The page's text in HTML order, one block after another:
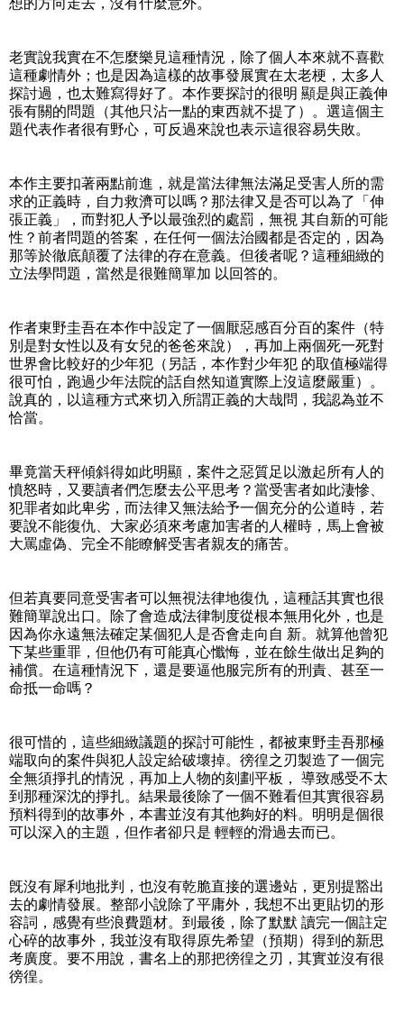
老實說我實在不怎麼樂見這種情況，除了個人本來就不喜歡
這種劇情外；也是因為這樣的故事發展實在太老梗，太多人
探討過，也太難寫得好了。本作要探討的很明 顯是與正義伸
張有關的問題（其他只沾一點的東西就不提了）。選這個主
題代表作者很有野心，可反過來說也表示這很容易失敗。
本作主要扣著兩點前進，就是當法律無法滿足受害人所的需
求的正義時，自力救濟可以嗎？那法律又是否可以為了「伸
張正義」，而對犯人予以最強烈的處罰，無視 其自新的可能
性？前者問題的答案，在任何一個法治國都是否定的，因為
那等於徹底顛覆了法律的存在意義。但後者呢？這種細緻的
立法學問題，當然是很難簡單加 以回答的。
作者東野圭吾在本作中設定了一個厭惡感百分百的案件（特
別是對女性以及有女兒的爸爸來說），再加上兩個死一死對
世界會比較好的少年犯（另話，本作對少年犯 的取值極端得
很可怕，跑過少年法院的話自然知道實際上沒這麼嚴重）。
說真的，以這種方式來切入所謂正義的大哉問，我認為並不
恰當。
畢竟當天秤傾斜得如此明顯，案件之惡質足以激起所有人的
憤怒時，又要讀者們怎麼去公平思考？當受害者如此淒慘、
犯罪者如此卑劣，而法律又無法給予一個充分的公道時，若
要說不能復仇、大家必須來考慮加害者的人權時，馬上會被
大罵虛偽、完全不能瞭解受害者親友的痛苦。
但若真要同意受害者可以無視法律地復仇，這種話其實也很
難簡單說出口。除了會造成法律制度從根本無用化外，也是
因為你永遠無法確定某個犯人是否會走向自 新。就算他曾犯
下某些重罪，但他仍有可能真心懺悔，並在餘生做出足夠的
補償。在這種情況下，還是要逼他服完所有的刑責、甚至一
命抵一命嗎？
很可惜的，這些細緻議題的探討可能性，都被東野圭吾那極
端取向的案件與犯人設定給破壞掉。徬徨之刃製造了一個完
全無須掙扎的情況，再加上人物的刻劃平板， 導致感受不太
到那種深沈的掙扎。結果最後除了一個不難看但其實很容易
預料得到的故事外，本書並沒有其他夠好的料。明明是個很
可以深入的主題，但作者卻只是 輕輕的滑過去而已。
旣沒有犀利地批判，也沒有乾脆直接的選邊站，更別提豁出
去的劇情發展。整部小說除了平庸外，我想不出更貼切的形
容詞，感覺有些浪費題材。到最後，除了默默 讀完一個註定
心碎的故事外，我並沒有取得原先希望（預期）得到的新思
考廣度。要不用說，書名上的那把徬徨之刃，其實並沒有很
徬徨。